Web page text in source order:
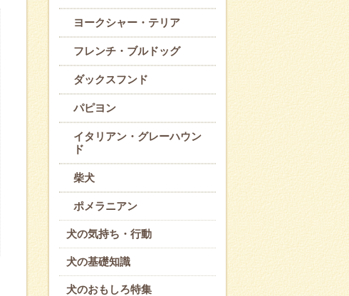
ヨークシャー・テリア
フレンチ・ブルドッグ
ダックスフンド
パピヨン
イタリアン・グレーハウン
ド
柴犬
ポメラニアン
犬の気持ち・行動
犬の基礎知識
犬のおもしろ特集